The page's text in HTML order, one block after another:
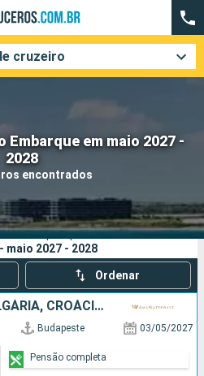
em maio 2027 -
2028
encontrados
cruzeiro
Companhias
de pesquisa:
maio 2027 - 2028
Ordenar
HUNGRIA, ROMÊNIA, BULGÁRIA, CROÁCIA, SÉRVIA
Budapeste 03/05/2027
Pensão completa